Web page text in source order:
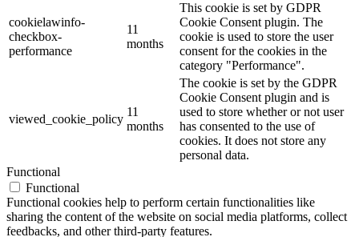
cookielawinfo-
checkbox-
performance
11
months
This cookie is set by GDPR
Cookie Consent plugin. The
cookie is used to store the user
consent for the cookies in the
category "Performance".
viewed_cookie_policy
11
months
The cookie is set by the GDPR
Cookie Consent plugin and is
used to store whether or not user
has consented to the use of
cookies. It does not store any
personal data.
Functional
Functional
Functional cookies help to perform certain functionalities like
sharing the content of the website on social media platforms, collect
feedbacks, and other third-party features.